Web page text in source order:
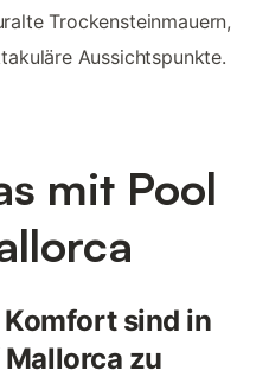
Trockensteinmauern,
Aussichtspunkte.
mit Pool
sind in
zu